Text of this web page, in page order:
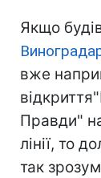
Якщо
вже
Правди"
лінії, то
так